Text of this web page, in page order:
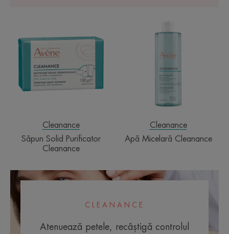
Purificator
Cleanance
Cleanance
Săpun Solid Purificator
Cleanance
Micelară
Cleanance
Apă Micelară Cleanance
CLEANANCE
Atenuează petele, recâștigă controlul